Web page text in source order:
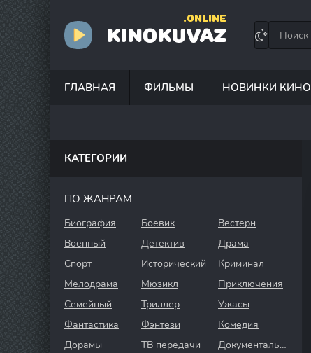
KINOKUVAZ
.ONLINE
ГЛАВНАЯ ФИЛЬМЫ НОВИНКИ КИНО
КАТЕГОРИИ
ПО ЖАНРАМ
Биография Боевик
Вестерн
Военный
Детектив
Драма
Спорт
Исторический
Криминал
Мелодрама
Мюзикл
Приключения
Семейный
Триллер
Ужасы
Фантастика
Фэнтези
Комедия
Дорамы
ТВ передачи Документальный